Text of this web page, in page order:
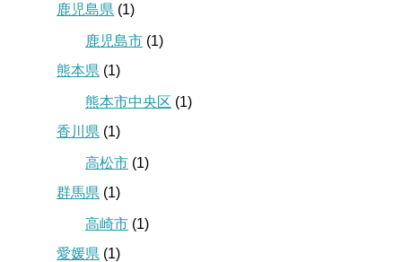
鹿児島県 (1)
鹿児島市 (1)
熊本県 (1)
熊本市中央区 (1)
香川県 (1)
高松市 (1)
群馬県 (1)
高崎市 (1)
愛媛県 (1)